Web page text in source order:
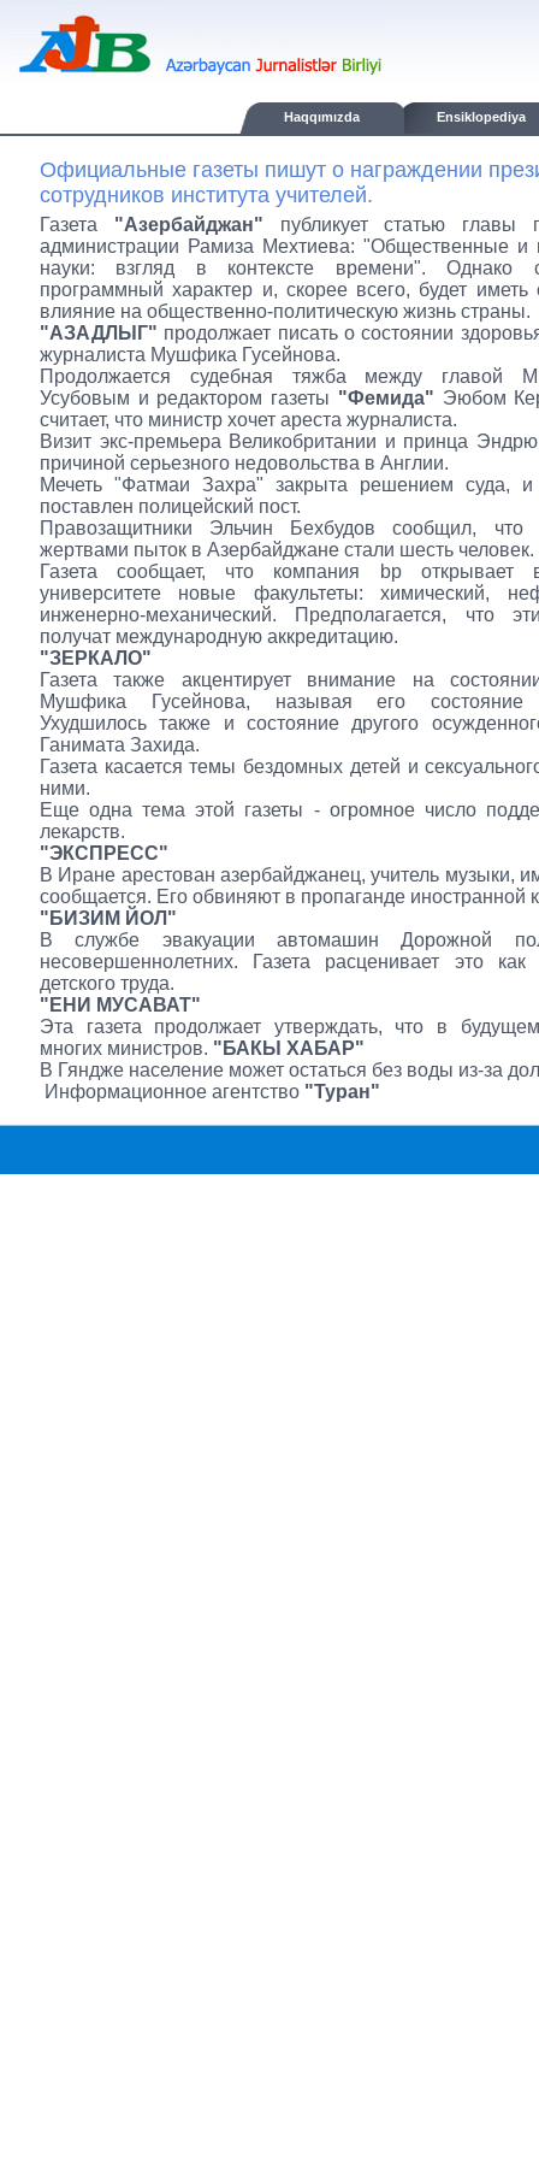
Haqqımızda Ensiklopediya
Официальные газеты пишут о награждении
сотрудников института учителей.
Газета "Азербайджан" публикует статью главы
администрации Рамиза Мехтиева: "Общественные и
науки: взгляд в контексте времени". Однако
программный характер и, скорее всего, будет иметь
влияние на общественно-политическую жизнь страны.
"АЗАДЛЫГ" продолжает писать о состоянии
журналиста Мушфика Гусейнова.
Продолжается судебная тяжба между главой
Усубовым и редактором газеты "Фемида" Эюбом
считает, что министр хочет ареста журналиста.
Визит экс-премьера Великобритании и принца
причиной серьезного недовольства в Англии.
Мечеть "Фатмаи Захра" закрыта решением суда,
поставлен полицейский пост.
Правозащитники Эльчин Бехбудов сообщил,
жертвами пыток в Азербайджане стали шесть человек.
Газета сообщает, что компания bp открывает
университете новые факультеты: химический,
инженерно-механический. Предполагается, что
получат международную аккредитацию.
"ЗЕРКАЛО"
Газета также акцентирует внимание на
Мушфика Гусейнова, называя его состояние
Ухудшилось также и состояние другого
Ганимата Захида.
Газета касается темы бездомных детей и
ними.
Еще одна тема этой газеты - огромное число
лекарств.
"ЭКСПРЕСС"
В Иране арестован азербайджанец, учитель музыки,
сообщается. Его обвиняют в пропаганде иностранной
"БИЗИМ ЙОЛ"
В службе эвакуации автомашин Дорожной
несовершеннолетних. Газета расценивает это как
детского труда.
"ЕНИ МУСАВАТ"
Эта газета продолжает утверждать, что в
многих министров. "БАКЫ ХАБАР"
В Гяндже население может остаться без воды из-за
Информационное агентство "Туран"